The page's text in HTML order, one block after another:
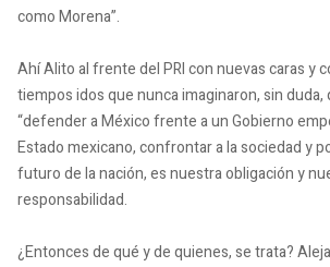
como Morena”.
Ahí Alito al frente del PRI con nuevas caras y
tiempos idos que nunca imaginaron, sin duda,
“defender a México frente a un Gobierno
Estado mexicano, confrontar a la sociedad y
futuro de la nación, es nuestra obligación y
responsabilidad.
¿Entonces de qué y de quienes, se trata?